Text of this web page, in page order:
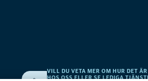
VILL DU VETA MER OM HUR DET
HOS OSS ELLER SE LEDIGA